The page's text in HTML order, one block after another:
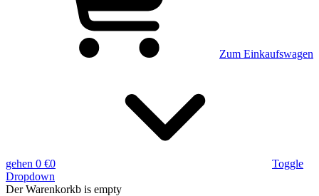
Zum Einkaufswagen
gehen 0 €0
Toggle
Dropdown
Der Warenkorkb is empty